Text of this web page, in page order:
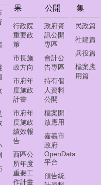
果
行政院
重要政
策
市長施
政方向
市府年
度施政
計畫
市府年
度施政
績效報
告
西區公
所年度
重要工
作計畫
公開
政府資
訊公開
專區
會計公
告專區
持有個
人資料
公開
檔案開
放應用
嘉義市
政府
OpenData
平台
預告統
集
民政篇
社建篇
兵役篇
檔案應
用篇